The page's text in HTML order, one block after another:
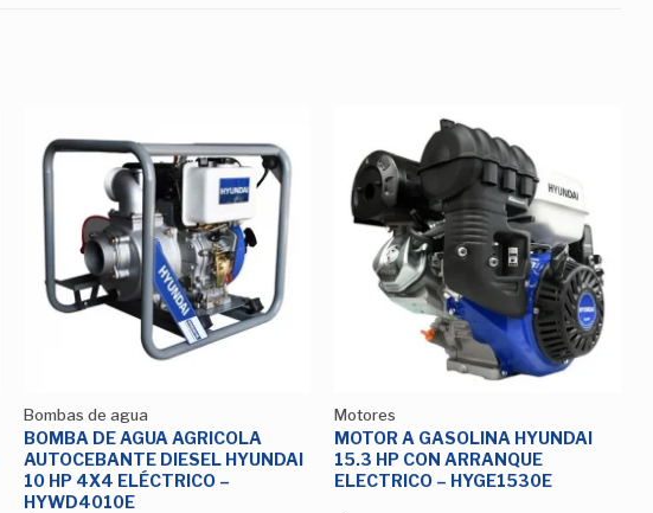
Añadir
Lista de
deseos
Bombas de agua
BOMBA DE AGUA AGRICOLA
AUTOCEBANTE DIESEL HYUNDAI
10 HP 4X4 ELÉCTRICO –
HYWD4010E
Añadir
a la
Lista de
deseos
Motores
MOTOR A GASOLINA HYUNDAI
15.3 HP CON ARRANQUE
ELECTRICO – HYGE1530E